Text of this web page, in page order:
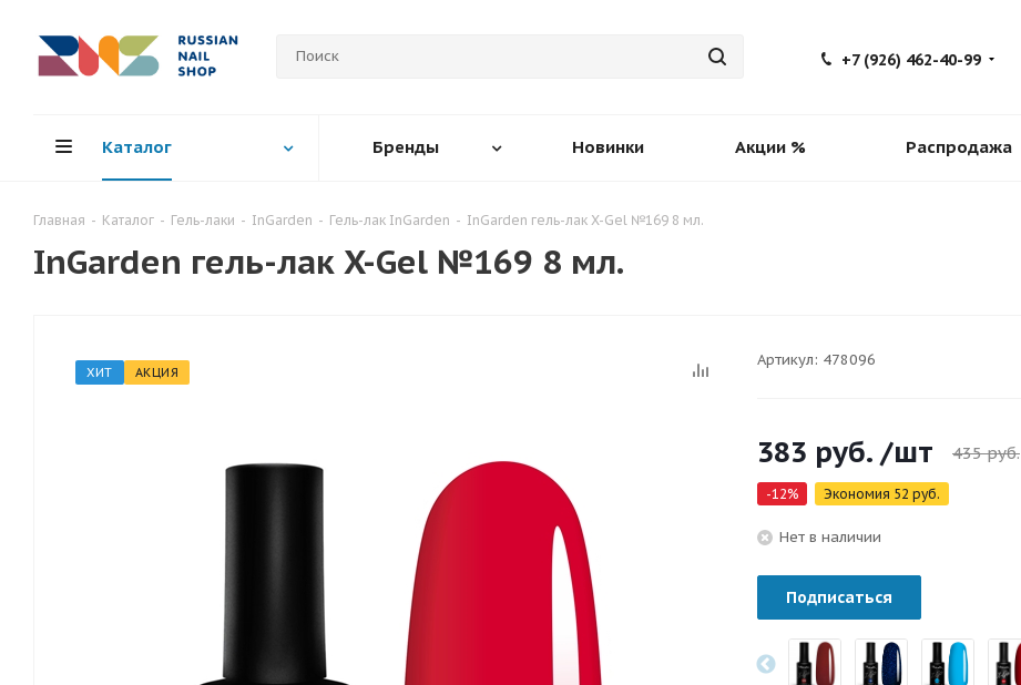
+7 (926) 462-40-99
Каталог Бренды Новинки Акции % Распродажа
Главная - Каталог - Гель-лаки - InGarden - Гель-лак InGarden - InGarden гель-лак X-Gel №169 8 мл.
InGarden гель-лак X-Gel №169 8 мл.
ХИТ АКЦИЯ
Артикул: 478096
383 руб. /шт 435руб.
-12% Экономия 52 руб.
Нет в наличии
Подписаться